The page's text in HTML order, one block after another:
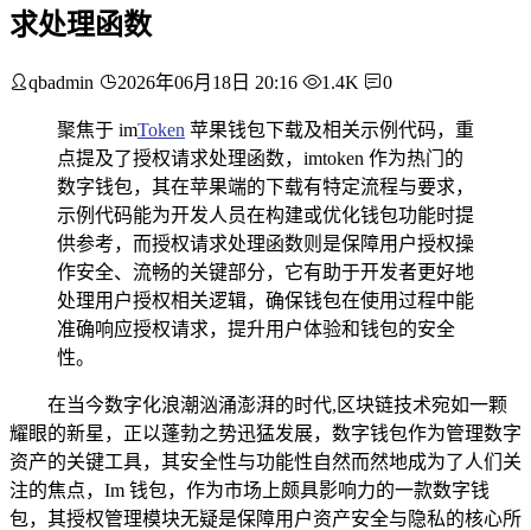
求处理函数
qbadmin 2026年06月18日 20:16 1.4K 0
聚焦于 imToken 苹果钱包下载及相关示例代码，重
点提及了授权请求处理函数，imtoken 作为热门的
数字钱包，其在苹果端的下载有特定流程与要求，
示例代码能为开发人员在构建或优化钱包功能时提
供参考，而授权请求处理函数则是保障用户授权操
作安全、流畅的关键部分，它有助于开发者更好地
处理用户授权相关逻辑，确保钱包在使用过程中能
准确响应授权请求，提升用户体验和钱包的安全
性。
在当今数字化浪潮汹涌澎湃的时代,区块链技术宛如一颗
耀眼的新星，正以蓬勃之势迅猛发展，数字钱包作为管理数字
资产的关键工具，其安全性与功能性自然而然地成为了人们关
注的焦点，Im 钱包，作为市场上颇具影响力的一款数字钱
包，其授权管理模块无疑是保障用户资产安全与隐私的核心所